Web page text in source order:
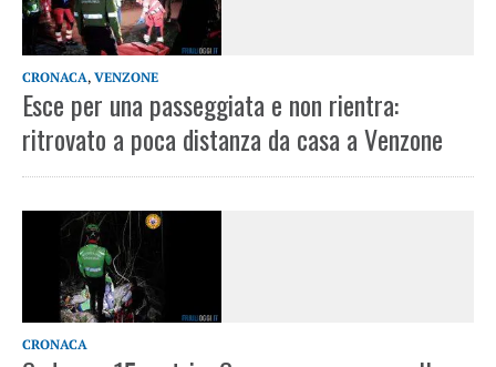
CRONACA, VENZONE
Esce per una passeggiata e non rientra:
ritrovato a poca distanza da casa a Venzone
CRONACA